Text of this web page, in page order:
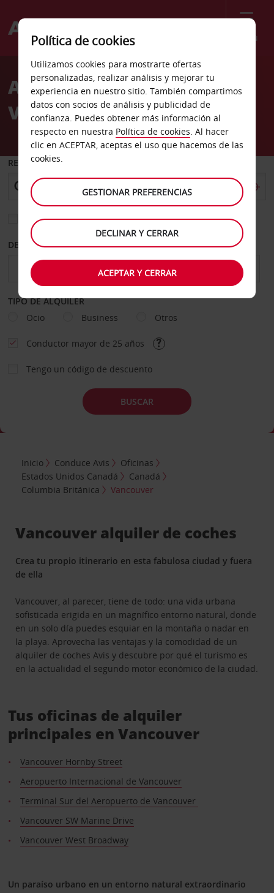
Menú
Welcome
AvisAlquiler de coches
Vancouver
RECOGER EN
Elegir otra oficina de devolución
DESDE HASTA
TIPO DE ALQUILER
Ocio
Business Otros
Conductor mayor de 25 años
Tengo un código de descuento
BUSCAR
Inicio Conduce Avis
Oficinas
Estados Unidos Canadá
Canadá
Columbia Británica
Vancouver
Vancouver alquiler de coches
Crea tu propio itinerario en esta fabulosa ciudad y fuera
de ella
Vancouver, al parecer, tiene de todo: una vida urbana
sofisticada erigida en un magnífico entorno natural, donde
en un solo día puedes esquiar en la montaña o nadar en
la playa. Aprovecha las ventajas y la comodidad de un
alquiler de coches Avis y descubre por qué el turismo es
en la actualidad el segundo motor económico de la ciudad.
Tus oficinas de alquiler
principales en Vancouver
Vancouver Hornby Street
Aeropuerto Internacional de Vancouver
Terminal Sur del Aeropuerto de Vancouver
Vancouver SW Marine Drive
Vancouver West Broadway
Un paraíso urbano en un entorno natural extraordinario
Política de cookies
Utilizamos cookies para mostrarte ofertas
personalizadas, realizar análisis y mejorar tu
experiencia en nuestro sitio. También compartimos
datos con socios de análisis y publicidad de
confianza. Puedes obtener más información al
respecto en nuestra Política de cookies. Al hacer
clic en ACEPTAR, aceptas el uso que hacemos de las
cookies.
GESTIONAR PREFERENCIAS
DECLINAR Y CERRAR
ACEPTAR Y CERRAR